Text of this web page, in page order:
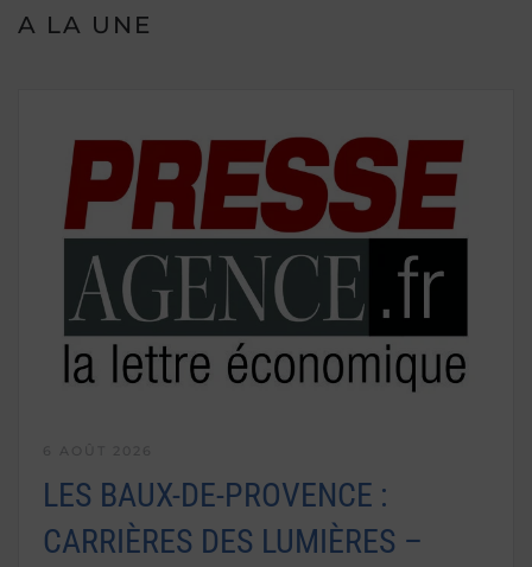
A LA UNE
LES BAUX-DE-PROVENCE :
CARRIÈRES DES LUMIÈRES –